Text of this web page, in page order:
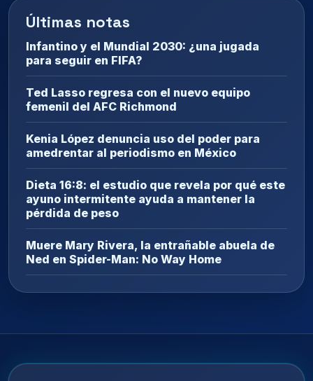
Últimas notas
Infantino y el Mundial 2030: ¿una jugada
para seguir en FIFA?
Ted Lasso regresa con el nuevo equipo
femenil del AFC Richmond
Kenia López denuncia uso del poder para
amedrentar al periodismo en México
Dieta 16:8: el estudio que revela por qué este
ayuno intermitente ayuda a mantener la
pérdida de peso
Muere Mary Rivera, la entrañable abuela de
Ned en Spider-Man: No Way Home